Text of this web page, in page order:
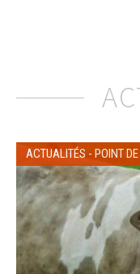
ACTUALITÉS - POINT